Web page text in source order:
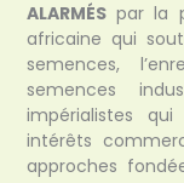
ALARMÉS par la
africaine qui
semences,
semences
impérialistes
intérêts
approches